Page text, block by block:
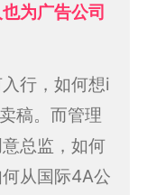
为广告公司
行，如何想i
稿。而管理
总监，如何
从国际4A公